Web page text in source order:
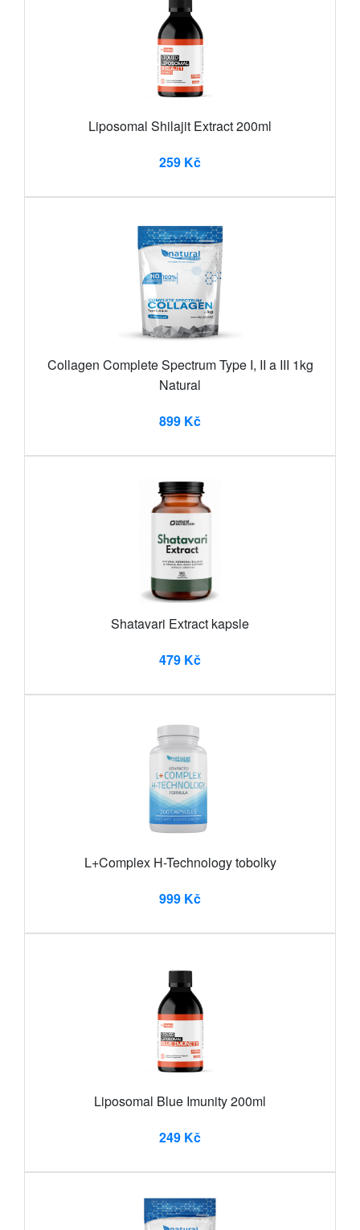
Liposomal Shilajit Extract 200ml
259 Kč
Collagen Complete Spectrum Type I, II a III 1kg
Natural
899 Kč
Shatavari Extract kapsle
479 Kč
L+Complex H-Technology tobolky
999 Kč
Liposomal Blue Imunity 200ml
249 Kč